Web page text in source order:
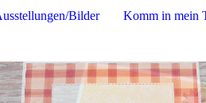
Bilder Komm in mein